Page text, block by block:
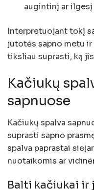
augintinį ar ilgesį
Interpretuojant tokį
jutotės sapno metu ir
tiksliau suprasti, ką
Kačiukų
sapnuose
Kačiukų spalva
suprasti sapno
spalva paprastai
nuotaikomis ar
Balti kačiukai ir